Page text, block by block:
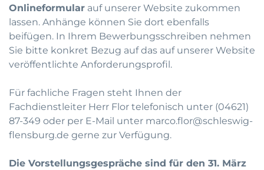
Onlineformular auf unserer Website zukommen
lassen. Anhänge können Sie dort ebenfalls
beifügen. In Ihrem Bewerbungsschreiben nehmen
Sie bitte konkret Bezug auf das auf unserer Website
veröffentlichte Anforderungsprofil.
Für fachliche Fragen steht Ihnen der
Fachdienstleiter Herr Flor telefonisch unter (04621)
87-349 oder per E-Mail unter marco.flor@schleswig-
flensburg.de gerne zur Verfügung.
Die Vorstellungsgespräche sind für den 31. März